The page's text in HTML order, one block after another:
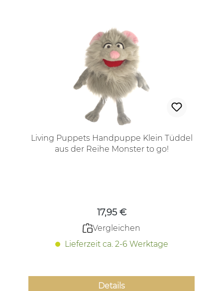
Living Puppets Handpuppe Klein Tüddel
aus der Reihe Monster to go!
17,95 €
Vergleichen
Lieferzeit ca. 2-6 Werktage
Details